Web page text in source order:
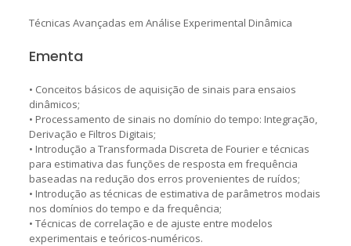
Técnicas Avançadas em Análise Experimental Dinâmica
Ementa
• Conceitos básicos de aquisição de sinais para ensaios
dinâmicos;
• Processamento de sinais no domínio do tempo: Integração,
Derivação e Filtros Digitais;
• Introdução a Transformada Discreta de Fourier e técnicas
para estimativa das funções de resposta em frequência
baseadas na redução dos erros provenientes de ruídos;
• Introdução as técnicas de estimativa de parâmetros modais
nos domínios do tempo e da frequência;
• Técnicas de correlação e de ajuste entre modelos
experimentais e teóricos-numéricos.